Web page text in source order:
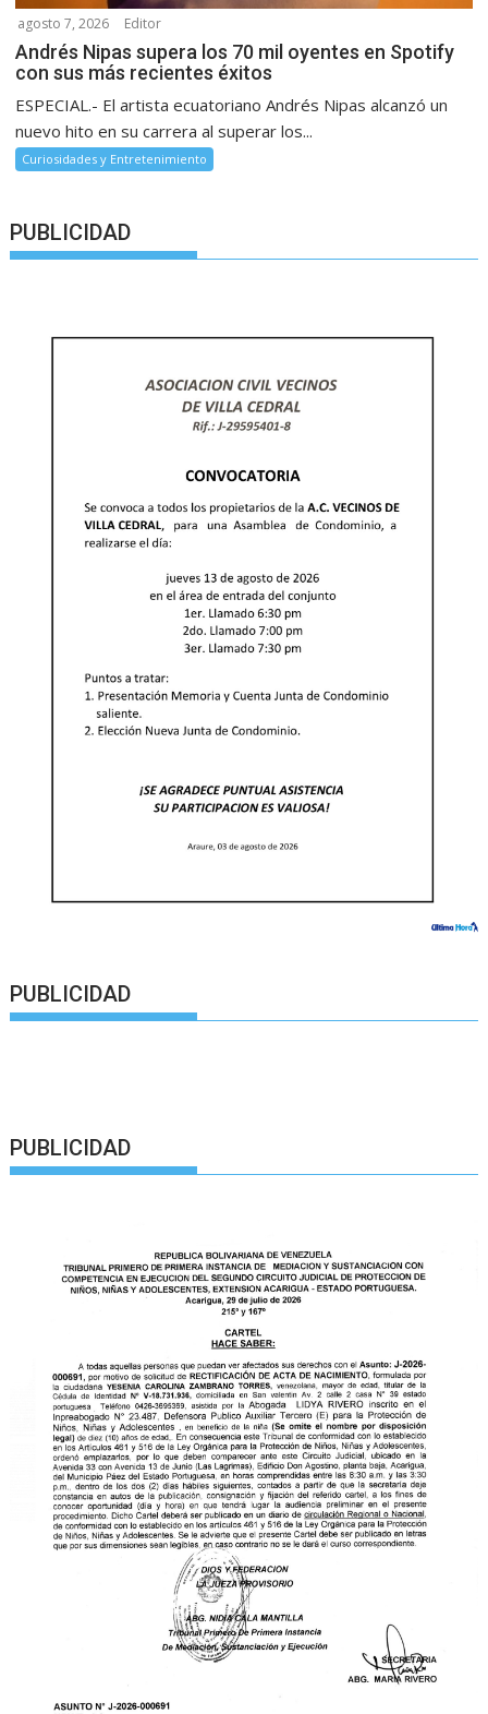
agosto 7, 2026 Editor
Andrés Nipas supera los 70 mil oyentes en Spotify
con sus más recientes éxitos
ESPECIAL.- El artista ecuatoriano Andrés Nipas alcanzó un
nuevo hito en su carrera al superar los...
Curiosidades y Entretenimiento
PUBLICIDAD
PUBLICIDAD
PUBLICIDAD